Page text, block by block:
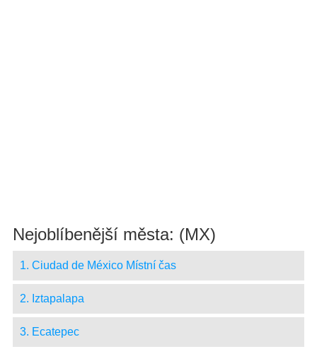
Nejoblíbenější města: (MX)
1. Ciudad de México Místní čas
2. Iztapalapa
3. Ecatepec